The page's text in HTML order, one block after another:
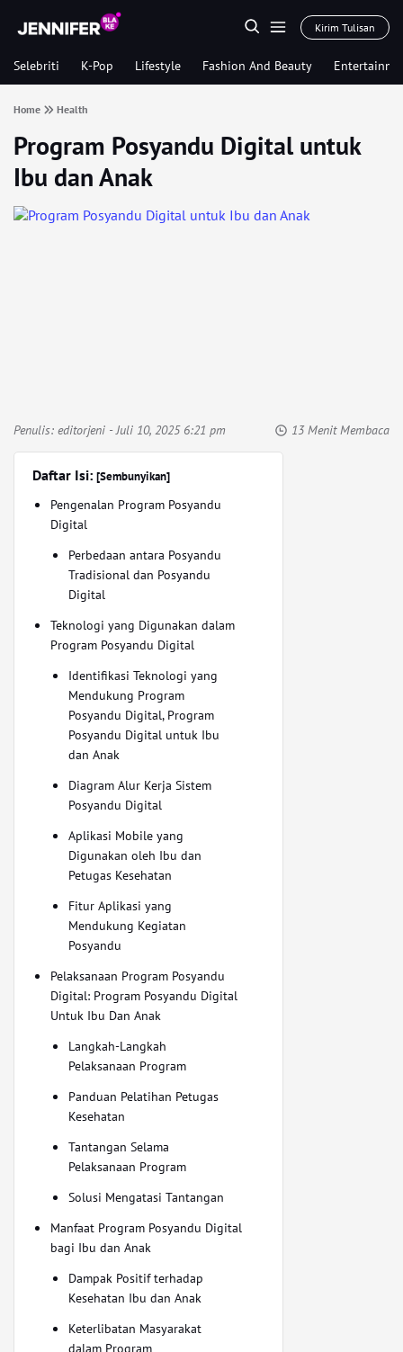
Kirim Tulisan
Selebriti K-Pop Lifestyle Fashion And Beauty
Home Health
Program Posyandu Digital untuk
Ibu dan Anak
Penulis: editorjeni - Juli 10, 2025 6:21 pm 13 Menit Membaca
Daftar Isi: [Sembunyikan]
Pengenalan Program Posyandu
Digital
Perbedaan antara Posyandu
Tradisional dan Posyandu
Digital
Teknologi yang Digunakan dalam
Program Posyandu Digital
Identifikasi Teknologi yang
Mendukung Program
Posyandu Digital, Program
Posyandu Digital untuk Ibu
dan Anak
Diagram Alur Kerja Sistem
Posyandu Digital
Aplikasi Mobile yang
Digunakan oleh Ibu dan
Petugas Kesehatan
Fitur Aplikasi yang
Mendukung Kegiatan
Posyandu
Pelaksanaan Program Posyandu
Digital: Program Posyandu Digital
Untuk Ibu Dan Anak
Langkah-Langkah
Pelaksanaan Program
Panduan Pelatihan Petugas
Kesehatan
Tantangan Selama
Pelaksanaan Program
Solusi Mengatasi Tantangan
Manfaat Program Posyandu Digital
bagi Ibu dan Anak
Dampak Positif terhadap
Kesehatan Ibu dan Anak
Keterlibatan Masyarakat
dalam Program